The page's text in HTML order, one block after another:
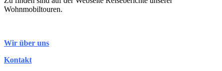
Wohnmobiltouren.
Wir über uns
Kontakt